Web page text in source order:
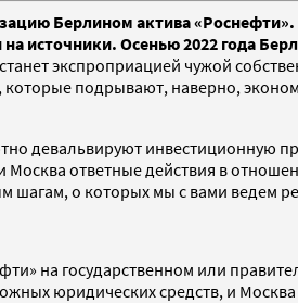
Берлином актива
источники. Осенью 2022 года
экспроприацией чужой
подрывают, наверно,
девальвируют инвестиционную
ответные действия в
шагам, о которых мы с вами ведем
на государственном или
юридических средств, и